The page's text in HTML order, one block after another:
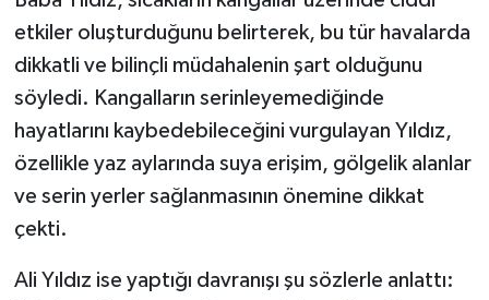
etkiler oluşturduğunu belirterek, bu tür havalarda
dikkatli ve bilinçli müdahalenin şart olduğunu
söyledi. Kangalların serinleyemediğinde
hayatlarını kaybedebileceğini vurgulayan Yıldız,
özellikle yaz aylarında suya erişim, gölgelik alanlar
ve serin yerler sağlanmasının önemine dikkat
çekti.
Ali Yıldız ise yaptığı davranışı şu sözlerle anlattı: